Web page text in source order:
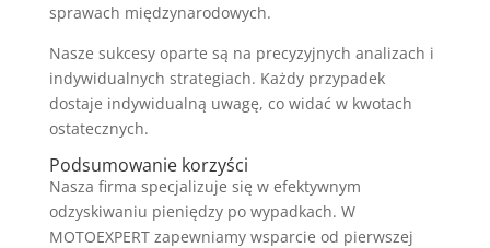
sprawach międzynarodowych.
Nasze sukcesy oparte są na precyzyjnych analizach i
indywidualnych strategiach. Każdy przypadek
dostaje indywidualną uwagę, co widać w kwotach
ostatecznych.
Podsumowanie korzyści
Nasza firma specjalizuje się w efektywnym
odzyskiwaniu pieniędzy po wypadkach. W
MOTOEXPERT zapewniamy wsparcie od pierwszej